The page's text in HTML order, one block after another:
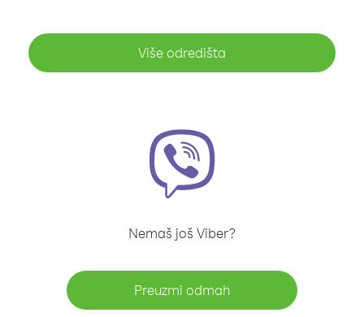
Više odredišta
Nemaš još Viber?
Preuzmi odmah